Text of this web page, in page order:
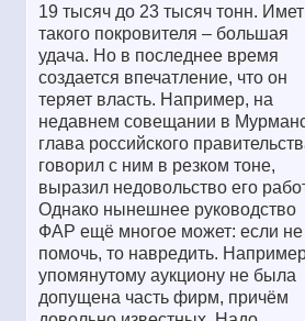
19 тысяч до 23 тысяч тонн.
такого покровителя – большая
удача. Но в последнее время
создается впечатление, что он
теряет власть. Например, на
недавнем совещании в
глава российского
говорил с ним в резком тоне,
выразил недовольство его
Однако нынешнее руководство
ФАР ещё многое может: если не
помочь, то навредить.
упомянутому аукциону не была
допущена часть фирм, причём